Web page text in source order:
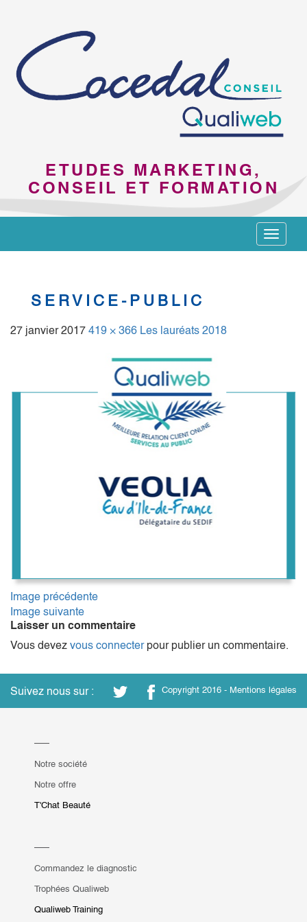
ETUDES MARKETING,
CONSEIL ET FORMATION
Toggle
SERVICE-PUBLIC
27 janvier 2017 419 × 366 Les lauréats 2018
Image précédente
Image suivante
Laisser un commentaire
Vous devez vous connecterpour publier un commentaire.
Suivez nous sur : Copyright 2016 - Mentions légales
Notre société
Notre offre
T'Chat Beauté
Commandez le diagnostic
Trophées Qualiweb
Qualiweb Training